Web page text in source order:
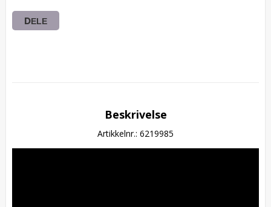
DELE
Beskrivelse
Artikkelnr.: 6219985